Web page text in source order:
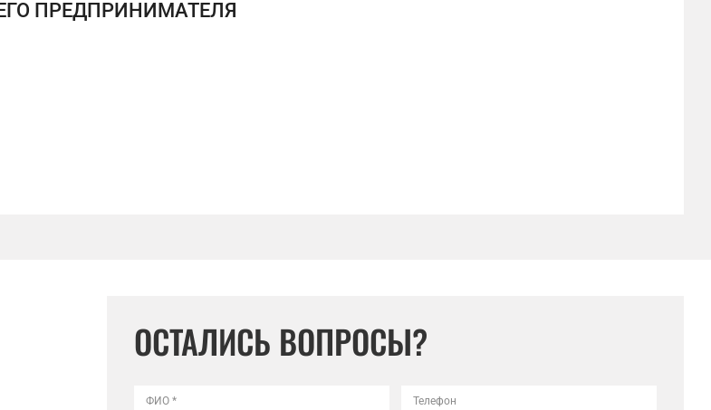
ПРЕДПРИНИМАТЕЛЯ
ОСТАЛИСЬ ВОПРОСЫ?
ФИО * Телефон